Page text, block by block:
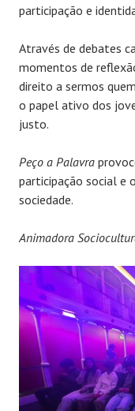
participação e
Através de debates
momentos de
direito a sermos
o papel ativo dos
justo.
Peço a Palavra
participação social e
sociedade.
Animadora